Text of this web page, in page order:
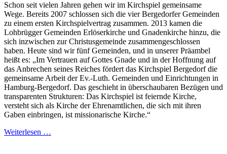
Schon seit vielen Jahren gehen wir im Kirchspiel gemeinsame
Wege. Bereits 2007 schlossen sich die vier Bergedorfer Gemeinden
zu einem ersten Kirchspielvertrag zusammen. 2013 kamen die
Lohbrügger Gemeinden Erlöserkirche und Gnadenkirche hinzu, die
sich inzwischen zur Christusgemeinde zusammengeschlossen
haben. Heute sind wir fünf Gemeinden, und in unserer Präambel
heißt es: „Im Vertrauen auf Gottes Gnade und in der Hoffnung auf
das Anbrechen seines Reiches fördert das Kirchspiel Bergedorf die
gemeinsame Arbeit der Ev.-Luth. Gemeinden und Einrichtungen in
Hamburg-Bergedorf. Das geschieht in überschaubaren Bezügen und
transparenten Strukturen: Das Kirchspiel ist feiernde Kirche,
versteht sich als Kirche der Ehrenamtlichen, die sich mit ihren
Gaben einbringen, ist missionarische Kirche.“
Weiterlesen …